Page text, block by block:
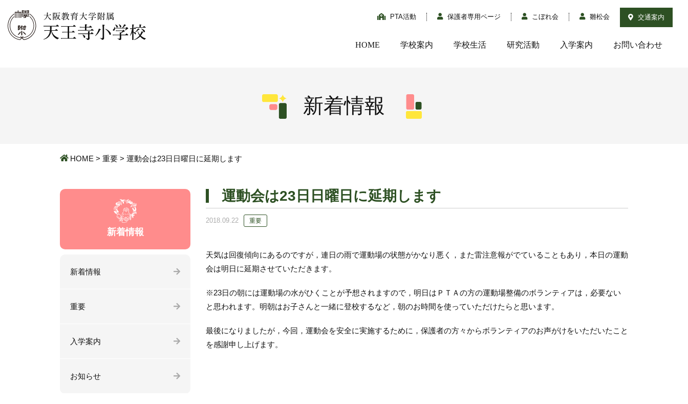
PTA活動 保護者専用ページ こぼれ会 雛松会 交通案内
HOME 学校案内 学校生活 研究活動 入学案内 お問い合わせ
新着情報
HOME > 重要 > 運動会は23日日曜日に延期します
運動会は23日日曜日に延期します
2018.09.22 重要
天気は回復傾向にあるのですが，連日の雨で運動場の状態がかなり悪く，また雷注意報がでていることもあり，本日の運動
会は明日に延期させていただきます。
※23日の朝には運動場の水がひくことが予想されますので，明日はＰＴＡの方の運動場整備のボランティアは，必要ない
と思われます。明朝はお子さんと一緒に登校するなど，朝のお時間を使っていただけたらと思います。
最後になりましたが，今回，運動会を安全に実施するために，保護者の方々からボランティアのお声がけをいただいたこと
を感謝申し上げます。
新着情報
新着情報
重要
入学案内
お知らせ